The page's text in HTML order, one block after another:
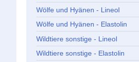
Wölfe und Hyänen - Lineol
Wölfe und Hyänen - Elastolin
Wildtiere sonstige - Lineol
Wildtiere sonstige - Elastolin